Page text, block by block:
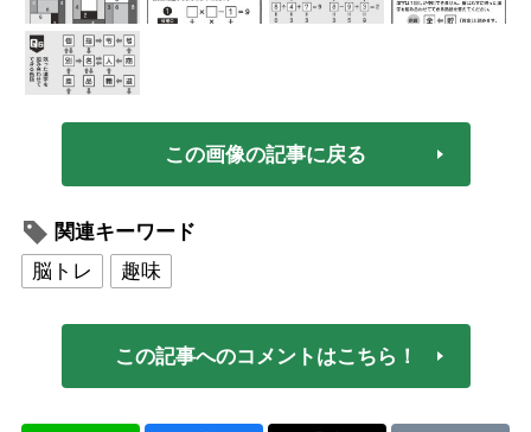
この画像の記事に戻る
関連キーワード
脳トレ
趣味
この記事へのコメントはこちら！